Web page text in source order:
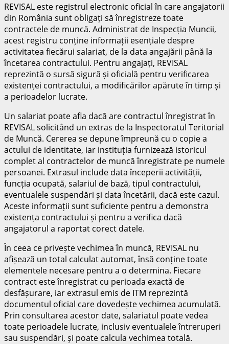
REVISAL este registrul electronic oficial în care angajatorii
din România sunt obligați să înregistreze toate
contractele de muncă. Administrat de Inspecția Muncii,
acest registru conține informații esențiale despre
activitatea fiecărui salariat, de la data angajării până la
încetarea contractului. Pentru angajați, REVISAL
reprezintă o sursă sigură și oficială pentru verificarea
existenței contractului, a modificărilor apărute în timp și
a perioadelor lucrate.
Un salariat poate afla dacă are contractul înregistrat în
REVISAL solicitând un extras de la Inspectoratul Teritorial
de Muncă. Cererea se depune împreună cu o copie a
actului de identitate, iar instituția furnizează istoricul
complet al contractelor de muncă înregistrate pe numele
persoanei. Extrasul include data începerii activității,
funcția ocupată, salariul de bază, tipul contractului,
eventualele suspendări și data încetării, dacă este cazul.
Aceste informații sunt suficiente pentru a demonstra
existența contractului și pentru a verifica dacă
angajatorul a raportat corect datele.
În ceea ce privește vechimea în muncă, REVISAL nu
afișează un total calculat automat, însă conține toate
elementele necesare pentru a o determina. Fiecare
contract este înregistrat cu perioada exactă de
desfășurare, iar extrasul emis de ITM reprezintă
documentul oficial care dovedește vechimea acumulată.
Prin consultarea acestor date, salariatul poate vedea
toate perioadele lucrate, inclusiv eventualele întreruperi
sau suspendări, și poate calcula vechimea totală.